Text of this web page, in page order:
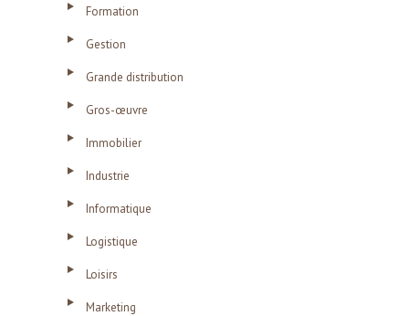
Formation
Gestion
Grande distribution
Gros-œuvre
Immobilier
Industrie
Informatique
Logistique
Loisirs
Marketing